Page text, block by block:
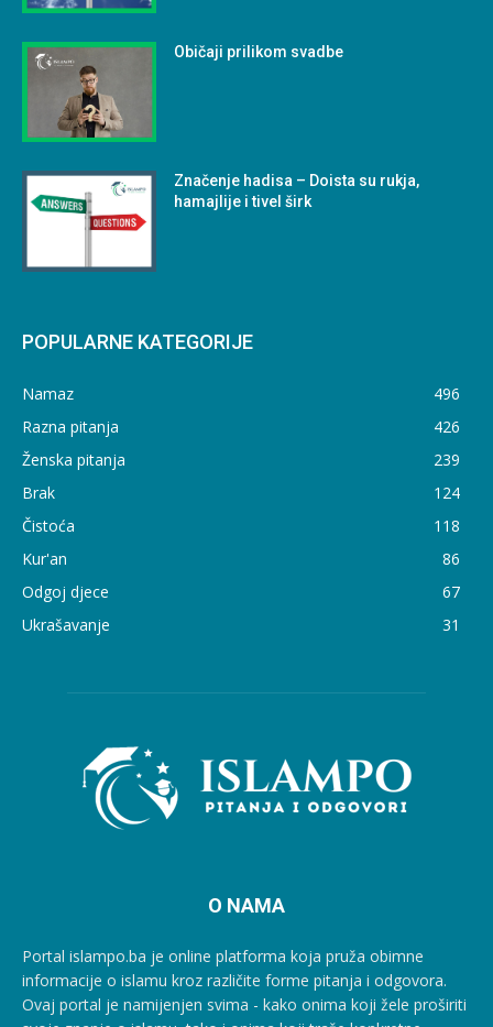
Običaji prilikom svadbe
Značenje hadisa – Doista su rukja,
hamajlije i tivel širk
POPULARNE KATEGORIJE
Namaz
496
Razna pitanja
426
Ženska pitanja
239
Brak
124
Čistoća
118
Kur'an
86
Odgoj djece
67
Ukrašavanje
31
O NAMA
Portal islampo.ba je online platforma koja pruža obimne
informacije o islamu kroz različite forme pitanja i odgovora.
Ovaj portal je namijenjen svima - kako onima koji žele proširiti